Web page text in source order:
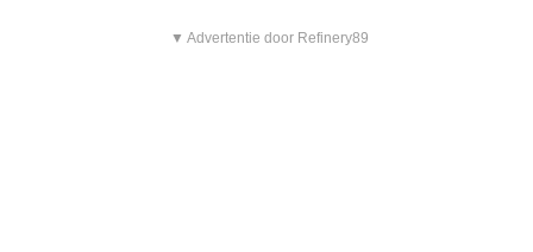
▼ Advertentie door Refinery89